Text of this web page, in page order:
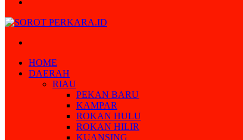
HOME
DAERAH
RIAU
PEKAN BARU
KAMPAR
ROKAN HULU
ROKAN HILIR
KUANSING